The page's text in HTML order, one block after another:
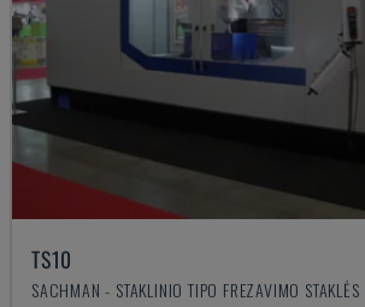
TS10
SACHMAN - STAKLINIO TIPO FREZAVIMO STAKLĖS